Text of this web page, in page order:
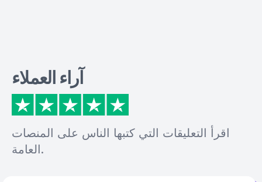
آراء العملاء
اقرأ التعليقات التي كتبها الناس على المنصات
العامة.